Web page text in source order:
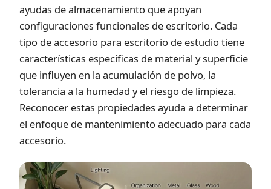
ayudas de almacenamiento que apoyan
configuraciones funcionales de escritorio. Cada
tipo de accesorio para escritorio de estudio tiene
características específicas de material y superficie
que influyen en la acumulación de polvo, la
tolerancia a la humedad y el riesgo de limpieza.
Reconocer estas propiedades ayuda a determinar
el enfoque de mantenimiento adecuado para cada
accesorio.